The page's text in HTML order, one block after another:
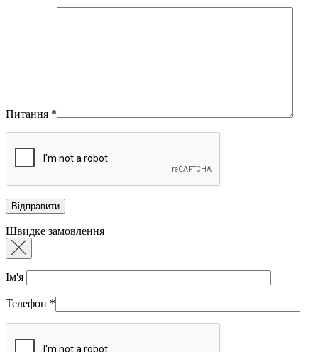
Питання *
Швидке замовлення
Ім'я
Телефон *